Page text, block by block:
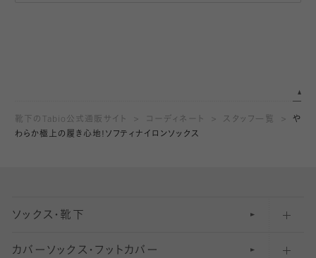
靴下のTabio公式通販サイト コーディネート スタッフ一覧
や
わらか極上の履き心地!ソフティナイロンソックス
ソックス・靴下
五本指ソックス・靴下
カバーソックス・フットカバー